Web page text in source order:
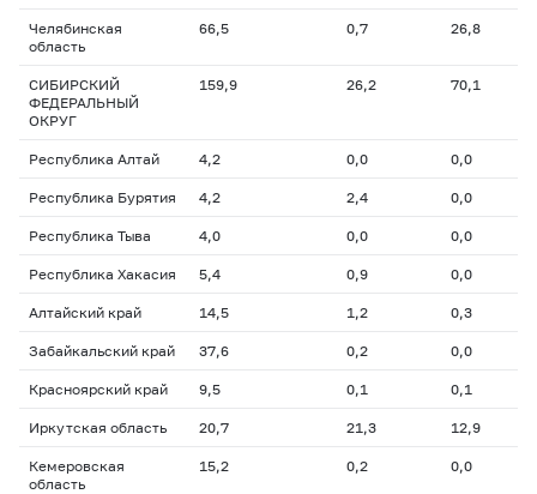
Челябинская
область
66,5 0,7 26,8
СИБИРСКИЙ
ФЕДЕРАЛЬНЫЙ
ОКРУГ
159,9 26,2 70,1
Республика Алтай 4,2 0,0 0,0
Республика Бурятия 4,2 2,4 0,0
Республика Тыва 4,0 0,0 0,0
Республика Хакасия 5,4 0,9 0,0
Алтайский край 14,5 1,2 0,3
Забайкальский край 37,6 0,2 0,0
Красноярский край 9,5 0,1 0,1
Иркутская область 20,7 21,3 12,9
Кемеровская
область
15,2 0,2 0,0